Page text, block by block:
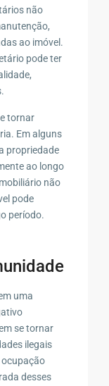
não
ao imóvel.
pode ter
tornar
Em alguns
propriedade
ao longo
não
pode
período.
uma
se tornar
ilegais
desses